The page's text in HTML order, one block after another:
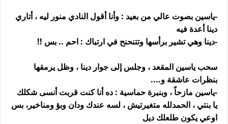
-ياسين بصوت عالي من بعيد : وأنا أقول النادي منور ليه ، أتاري
دينا أعدة فيه
-دينا وهي تشير برأسها وتتنحنح في ارتباك : احم .. بس !!
سحب ياسين المقعد ، وجلس إلى جوار دينا ، وظل يرمقها
بنظرات عاشقة و....
-ياسين مازحاً ، وبنبرة حماسية : ده أنا كنت قربت أنسى شكلك
يا بنتي ، الحمدلله متغيرتيش ، لسه عندك ودان وبؤ ومناخير، بس
اوعي يكون طلعلك ديل